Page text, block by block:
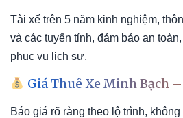
Tài xế trên 5 năm kinh nghiệm,
và các tuyến tỉnh, đảm bảo an
phục vụ lịch sự.
Giá Thuê Xe Minh Bạch
Báo giá rõ ràng theo lộ trình,